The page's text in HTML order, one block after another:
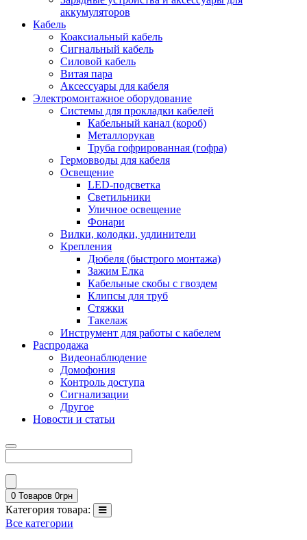
аккумуляторов
Кабель
Коаксиальный кабель
Сигнальный кабель
Силовой кабель
Витая пара
Аксессуары для кабеля
Электромонтажное оборудование
Системы для прокладки кабелей
Кабельный канал (короб)
Металлорукав
Труба гофрированная (гофра)
Гермовводы для кабеля
Освещение
LED-подсветка
Светильники
Уличное освещение
Фонари
Вилки, колодки, удлинители
Крепления
Дюбеля (быстрого монтажа)
Зажим Елка
Кабельные скобы с гвоздем
Клипсы для труб
Стяжки
Такелаж
Инструмент для работы с кабелем
Распродажа
Видеонаблюдение
Домофония
Контроль доступа
Сигнализации
Другое
Новости и статьи
0 Товаров 0грн
Категория товара:
Все категории